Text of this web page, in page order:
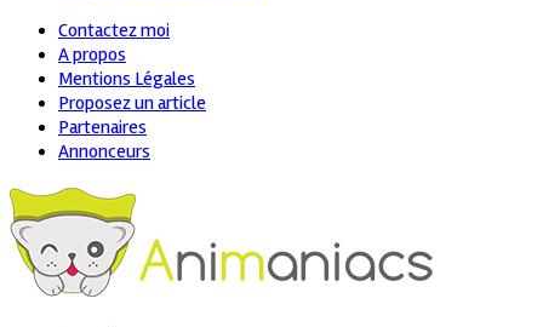
Contactez moi
A propos
Mentions Légales
Proposez un article
Partenaires
Annonceurs